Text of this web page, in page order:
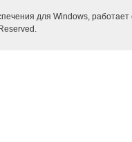
для Windows, работает